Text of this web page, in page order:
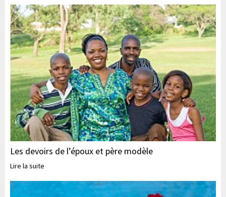
Les devoirs de l’époux et père modèle
Lire la suite